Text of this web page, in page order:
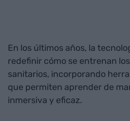
En los últimos años, la
redefinir cómo se entrenan
sanitarios, incorporando
que permiten aprender de
inmersiva y eficaz.